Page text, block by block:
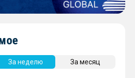
За неделю За месяц